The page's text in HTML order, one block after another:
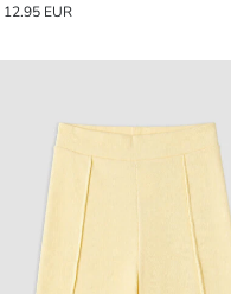
12.95 EUR